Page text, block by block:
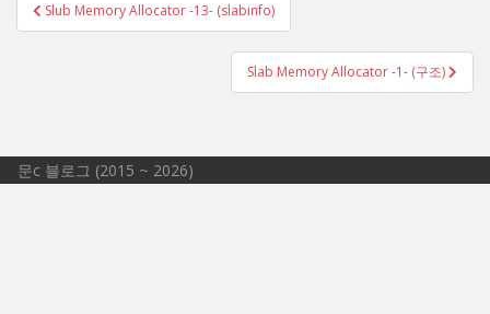
글 탐색
Slub Memory Allocator -13- (slabinfo)
Slab Memory Allocator -1- (구조)
문c 블로그 (2015 ~ 2026)